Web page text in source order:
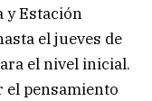
y Estación
el jueves de
el nivel inicial.
el pensamiento